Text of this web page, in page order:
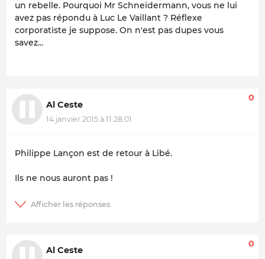
un rebelle. Pourquoi Mr Schneidermann, vous ne lui
avez pas répondu à Luc Le Vaillant ? Réflexe
corporatiste je suppose. On n'est pas dupes vous
savez...
Al Ceste
14 janvier 2015 à 11:28:01
0
Philippe Lançon est de retour à Libé.
Ils ne nous auront pas !
Al Ceste
0